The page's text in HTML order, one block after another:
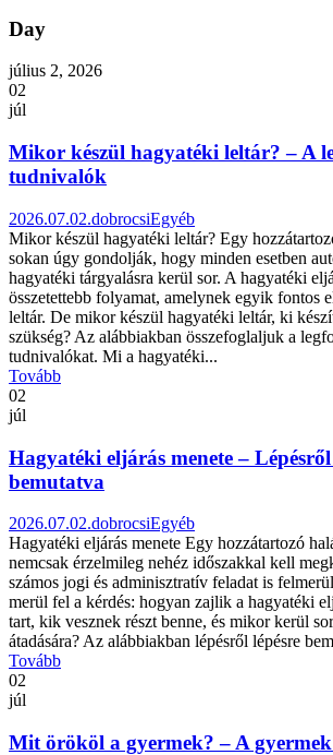
Day
július 2, 2026
02
júl
Mikor készül hagyatéki leltár? – A
tudnivalók
2026.07.02.dobrocsiEgyéb
Mikor készül hagyatéki leltár? Egy
sokan úgy gondolják, hogy minden esetben
hagyatéki tárgyalásra kerül sor. A hagyatéki
összetettebb folyamat, amelynek egyik fontos
leltár. De mikor készül hagyatéki leltár, ki
szükség? Az alábbiakban összefoglaljuk a
tudnivalókat. Mi a hagyatéki...
Tovább
02
júl
Hagyatéki eljárás menete – Lépésről
bemutatva
2026.07.02.dobrocsiEgyéb
Hagyatéki eljárás menete Egy hozzátartozó
nemcsak érzelmileg nehéz időszakkal kell
számos jogi és adminisztratív feladat is
merül fel a kérdés: hogyan zajlik a hagyatéki
tart, kik vesznek részt benne, és mikor kerül
átadására? Az alábbiakban lépésről lépésre
Tovább
02
júl
Mit örököl a gyermek? – A